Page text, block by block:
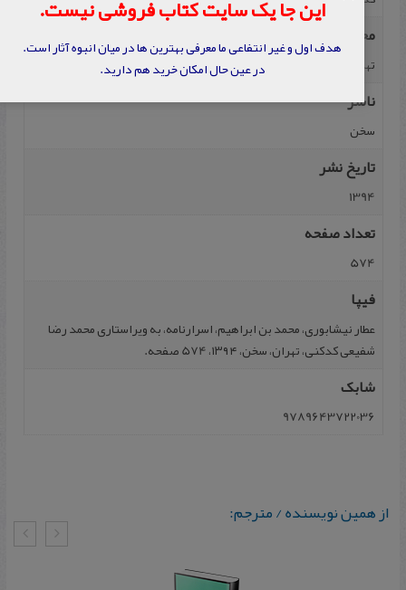
محل نشر
تهران
ناشر
سخن
تاریخ نشر
1394
تعداد صفحه
574
فیپا
عطار نیشابوری، محمد بن ابراهیم، اسرارنامه، به ویراستاری محمد رضا
شفیعی کدکنی، تهران، سخن، ۱۳۹۴، 574 صفحه.
شابک
9789643722036
از همین نویسنده / مترجم:
این جا یک سایت کتاب فروشی نیست.
هدف اول و غیر انتفاعی ما معرفی بهترین ها در میان انبوه آثار است.
در عین حال امکان خرید هم دارید.